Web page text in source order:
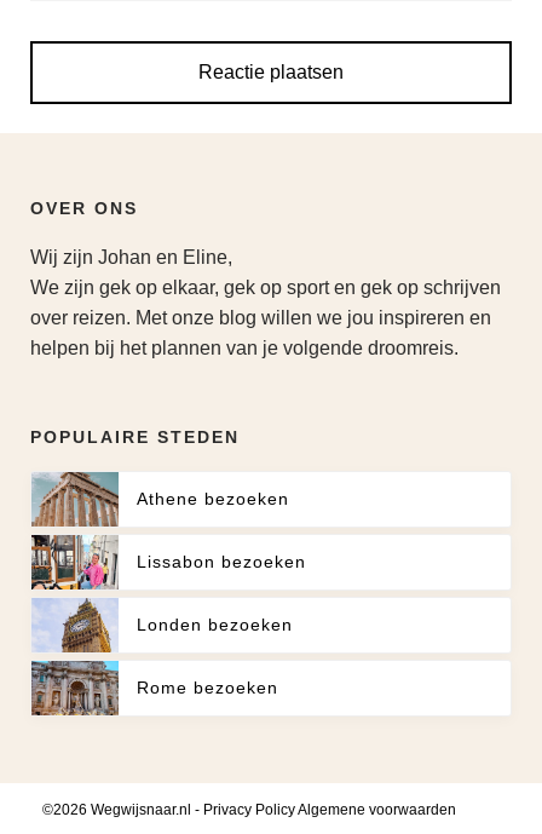
OVER ONS
Wij zijn Johan en Eline,
We zijn gek op elkaar, gek op sport en gek op schrijven
over reizen. Met onze blog willen we jou inspireren en
helpen bij het plannen van je volgende droomreis.
POPULAIRE STEDEN
Athene bezoeken
Lissabon bezoeken
Londen bezoeken
Rome bezoeken
©2026 Wegwijsnaar.nl - Privacy PolicyAlgemene voorwaarden